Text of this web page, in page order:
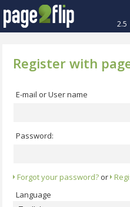
2.5
Register with
E-mail or User name
Password:
Forgot your password? or
Language